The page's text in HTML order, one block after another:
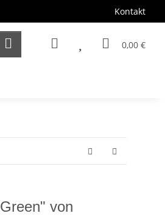
Kontakt
0,00 €
von